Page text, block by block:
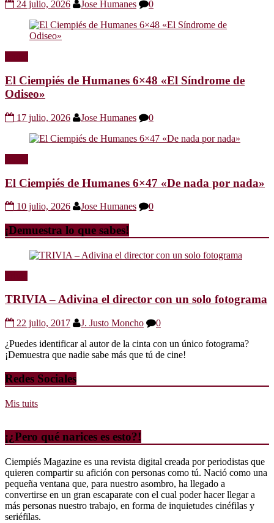
24 julio, 2026 Jose Humanes 0
El Ciempiés de Humanes 6×48 «El Síndrome de
Odiseo»
17 julio, 2026 Jose Humanes 0
El Ciempiés de Humanes 6×47 «De nada por nada»
10 julio, 2026 Jose Humanes 0
¡Demuestra lo que sabes!
TRIVIA – Adivina el director con un solo fotograma
22 julio, 2017 J. Justo Moncho
0
¿Puedes identificar al autor de la cinta con un único fotograma?
¡Demuestra que nadie sabe más que tú de cine!
Redes Sociales
Mis tuits
¡¿Pero qué narices es esto?!
Ciempiés Magazine es una revista digital creada por periodistas que
quieren compartir su afición con personas como tú. Nació como una
pequeña ventana que, para nuestro asombro, ha llegado a
convertirse en un gran escaparate con el cual poder hacer llegar a
más personas nuestro trabajo, en forma de inquietudes cinéfilas y
seriéfilas.